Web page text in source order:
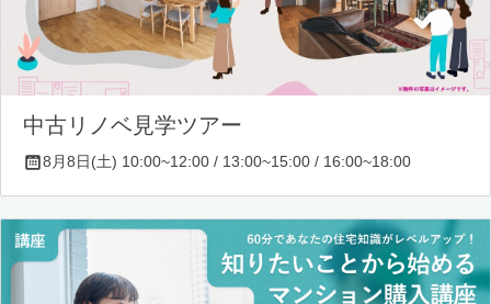
中古リノベ見学ツアー
8月8日(土) 10:00~12:00 / 13:00~15:00 / 16:00~18:00